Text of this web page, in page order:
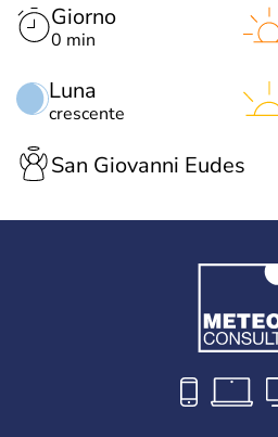
Giorno
0 min
Luna
crescente
San Giovanni Eudes